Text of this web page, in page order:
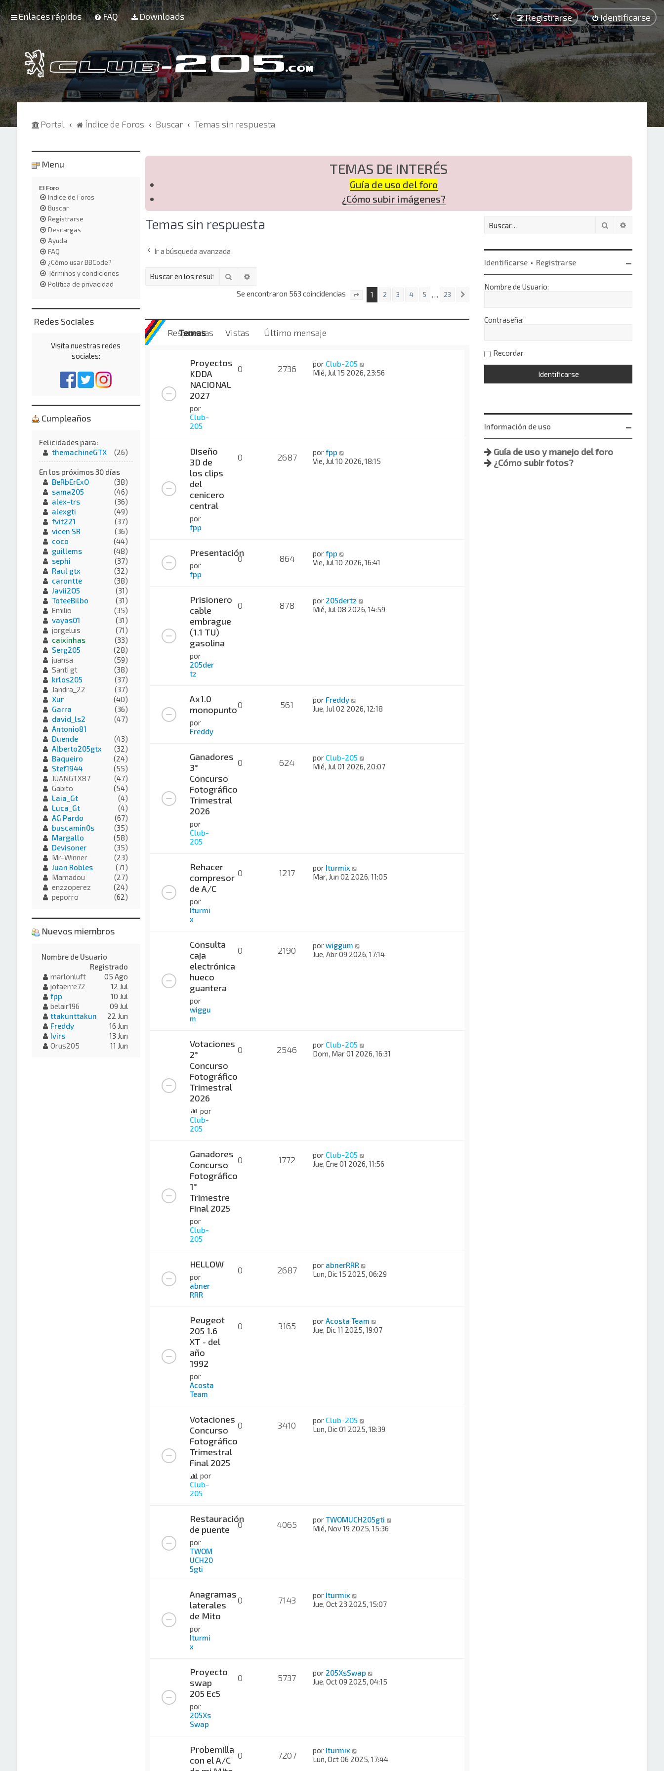
Enlaces rápidos FAQ Downloads Identificarse
Registrarse
Portal Índice de Foros Buscar Temas sin respuesta
TEMAS DE INTERÉS
Guía de uso del foro
¿Cómo subir imágenes?
Temas sin respuesta
Ir a búsqueda avanzada
Buscar
Se encontraron 563 coincidencias Página1 de23
1 2 3 4 5 … 23
Temas
Respuestas Vistas Último mensaje
Proyectos
KDDA
NACIONAL
2027
por
Club-
205
0 2736 por Club-205
Mié, Jul 15 2026, 23:56
Diseño
3D de
los clips
del
cenicero
central
por
fpp
0 2687 porfpp
Vie, Jul 10 2026, 18:15
Presentación
por
fpp
0 864 porfpp
Vie, Jul 10 2026, 16:41
Prisionero
cable
embrague
(1.1 TU)
gasolina
por
205der
tz
0 878 por 205dertz
Mié, Jul 08 2026, 14:59
Ax1.0
monopunto
por
Freddy
0 561 por Freddy
Jue, Jul 02 2026, 12:18
Ganadores
3°
Concurso
Fotográfico
Trimestral
2026
por
Club-
205
0 624 por Club-205
Mié, Jul 01 2026, 20:07
Rehacer
compresor
de A/C
por
Iturmi
x
0 1217 por Iturmix
Mar, Jun 02 2026, 11:05
Consulta
caja
electrónica
hueco
guantera
por
wiggu
m
0 2190 porwiggum
Jue, Abr 09 2026, 17:14
Votaciones
2°
Concurso
Fotográfico
Trimestral
2026
por
Club-
205
0 2546 por Club-205
Dom, Mar 01 2026, 16:31
Ganadores
Concurso
Fotográfico
1°
Trimestre
Final 2025
por
Club-
205
0 1772 por Club-205
Jue, Ene 01 2026, 11:56
HELLOW
por
abner
RRR
0 2687 por abnerRRR
Lun, Dic 15 2025, 06:29
Peugeot
205 1.6
XT - del
año
1992
por
Acosta
Team
0 3165 porAcosta Team
Jue, Dic 11 2025, 19:07
Votaciones
Concurso
Fotográfico
Trimestral
Final 2025
por
Club-
205
0 3410 por Club-205
Lun, Dic 01 2025, 18:39
Restauración
de puente
por
TWOM
UCH20
5gti
0 4065 porTWOMUCH205gti
Mié, Nov 19 2025, 15:36
Anagramas
laterales
de Mito
por
Iturmi
x
0 7143 por Iturmix
Jue, Oct 23 2025, 15:07
Proyecto
swap
205 Ec5
por
205Xs
Swap
0 5737 por 205XsSwap
Jue, Oct 09 2025, 04:15
Probemilla
con el A/C
0 7207 por Iturmix
Lun, Oct 06 2025, 17:44
Buscar
Identificarse • Registrarse
Nombre de Usuario:
Contraseña:
Recordar
Información de uso
Guía de uso y manejo del foro
¿Cómo subir fotos?
Menu
El Foro
Indice de Foros
Buscar
Registrarse
Descargas
Ayuda
FAQ
¿Cómo usar BBCode?
Términos y condiciones
Política de privacidad
Redes Sociales
Visita nuestras redes
sociales:
Cumpleaños
Felicidades para:
themachineGTX
(26)
En los próximos 30 días
BeRbErExO
(38)
sama205
(46)
alex-trs
(36)
alexgti
(49)
fvit221
(37)
vicen SR
(36)
coco
(44)
guillems
(48)
sephi
(37)
Raul gtx
(32)
carontte
(38)
Javii2O5
(31)
ToteeBilbo
(31)
Emilio
(35)
vayas01
(31)
jorgeluis
(71)
caixinhas
(33)
Serg205
(28)
juansa
(59)
Santi gt
(38)
krlos205
(37)
Jandra_22
(37)
Xur
(40)
Garra
(36)
david_ls2
(47)
Antonio81
Duende
(43)
Alberto205gtx
(32)
Baqueiro
(24)
Stef1944
(55)
JUANGTX87
(47)
Gabito
(54)
Laia_Gt
(4)
Luca_Gt
(4)
AG Pardo
(67)
buscamin0s
(35)
Margallo
(58)
Devisoner
(35)
Mr-Winner
(23)
Juan Robles
(71)
Mamadou
(27)
enzzoperez
(24)
peporro
(62)
Nuevos miembros
Nombre de Usuario
Registrado
marlonluft
05 Ago
jotaerre72
12 Jul
fpp
10 Jul
belair196
09 Jul
ttakunttakun
22 Jun
Freddy
16 Jun
Ivirs
13 Jun
Orus205
11 Jun